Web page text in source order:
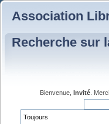
Association
Recherche sur
Bienvenue, Invité .